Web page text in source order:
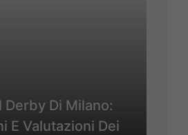
Derby Di Milano:
E Valutazioni Dei